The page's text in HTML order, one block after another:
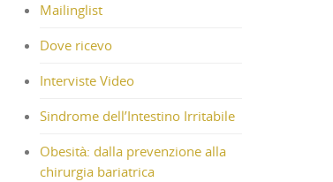
Mailinglist
Dove ricevo
Interviste Video
Sindrome dell’Intestino Irritabile
Obesità: dalla prevenzione alla
chirurgia bariatrica